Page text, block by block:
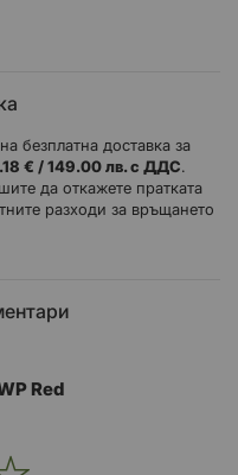
от края на 70-те
модерността на
ботушите
телешка
в която може да
безплатна доставка за
€ / 149.00 лв. с ДДС.
да откажете пратката
разходи за връщането
Red